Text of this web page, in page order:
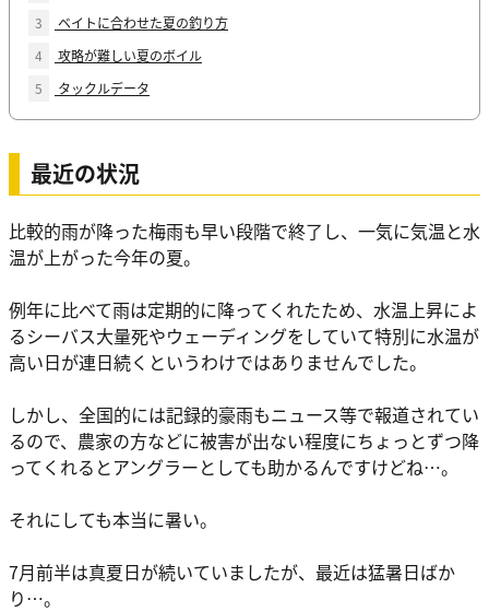
3
ベイトに合わせた夏の釣り方
4
攻略が難しい夏のボイル
5
タックルデータ
最近の状況
比較的雨が降った梅雨も早い段階で終了し、一気に気温と水
温が上がった今年の夏。
例年に比べて雨は定期的に降ってくれたため、水温上昇によ
るシーバス大量死やウェーディングをしていて特別に水温が
高い日が連日続くというわけではありませんでした。
しかし、全国的には記録的豪雨もニュース等で報道されてい
るので、農家の方などに被害が出ない程度にちょっとずつ降
ってくれるとアングラーとしても助かるんですけどね…。
それにしても本当に暑い。
7月前半は真夏日が続いていましたが、最近は猛暑日ばか
り…。